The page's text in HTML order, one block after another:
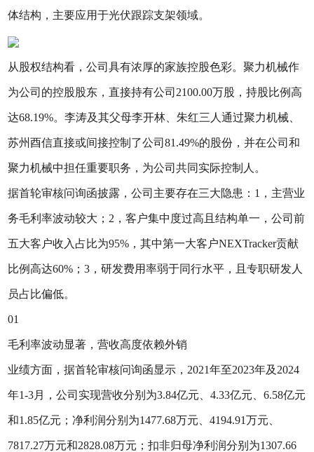
体结构，主要应用于光伏跟踪支架领域。
从股权结构看，公司具有浓厚的家族控股色彩。聚力机械作
为公司的控股股东，直接持有公司2100.00万股，持股比例高
达68.19%。李涛及其父母李开林、朱红三人通过聚力机械、
苏州酉信直接或间接控制了公司81.49%的股份，并在公司和
聚力机械中担任重要职务，为公司共同实际控制人。
据首轮审核问询函披露，公司主要存在三大隐患：1，主营业
务毛利率波动较大；2，客户集中度过高且结构单一，公司前
五大客户收入占比为95%，其中第一大客户NEXTracker贡献
比例高达60%；3，研发费用率弱于同行水平，且专职研发人
员占比偏低。
01
毛利率波动显著，营收高度依赖外销
业绩方面，据首轮审核问询函显示，2021年至2023年及2024
年1-3月，公司实现营收分别为3.84亿元、4.33亿元、6.58亿元
和1.85亿元；净利润分别为1477.68万元、4194.91万元、
7817.27万元和2828.08万元；扣非归母净利润分别为1307.66